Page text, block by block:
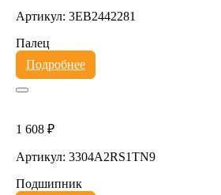
Артикул: 3EB2442281
Палец
Подробнее
1 608 ₽
Артикул: 3304A2RS1TN9
Подшипник